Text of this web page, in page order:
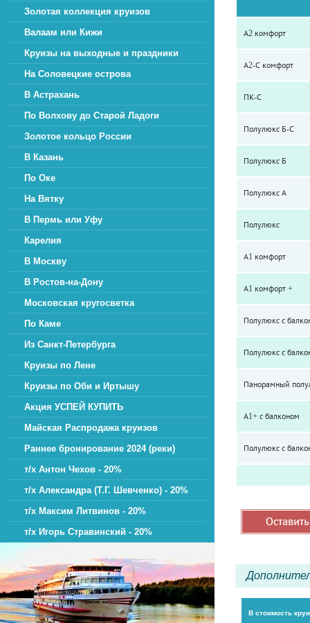
Золотая коллекция круизов
Валаам или Кижи
Круизы на выходные и праздники
На Соловецкие острова
В Астрахань
По Волхову до Старой Ладоги
Золотое кольцо России
В Казань
По Оке
На Вятку
В Пермь или Уфу
Карелия
В Москву
В Ростов-на-Дону
Московская кругосветка
По Каме
Из Санкт-Петербурга
Круизы по Лене
Круизы по Оби и Иртышу
Акция УСПЕЙ КУПИТЬ
Майская Распродажа круизов
Раннее бронирование 2024 (реки)
т/х Антон Чехов - 20%
т/х Александра (Т.Г. Шевченко) - 20%
т/х Максим Литвинов - 20%
т/х Игорь Стравинский - 20%
А2 комфорт
А2-С комфорт
ПК-С
Полулюкс Б-С
Полулюкс Б
Полулюкс А
Полулюкс
А1 комфорт
А1 комфорт +
Полулюкс с
Полулюкс с
Панорамный
А1+ с балконом
Полулюкс с
В стоимость